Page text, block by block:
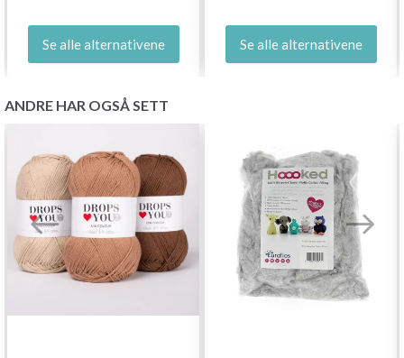
Se alle alternativene Se alle alternativene
ANDRE HAR OGSÅ SETT